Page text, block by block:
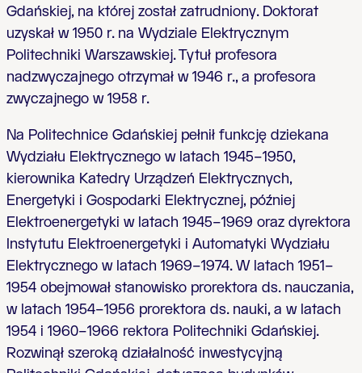
Gdańskiej, na której został zatrudniony. Doktorat
uzyskał w 1950 r. na Wydziale Elektrycznym
Politechniki Warszawskiej. Tytuł profesora
nadzwyczajnego otrzymał w 1946 r., a profesora
zwyczajnego w 1958 r.
Na Politechnice Gdańskiej pełnił funkcję dziekana
Wydziału Elektrycznego w latach 1945–1950,
kierownika Katedry Urządzeń Elektrycznych,
Energetyki i Gospodarki Elektrycznej, później
Elektroenergetyki w latach 1945–1969 oraz dyrektora
Instytutu Elektroenergetyki i Automatyki Wydziału
Elektrycznego w latach 1969–1974. W latach 1951–
1954 obejmował stanowisko prorektora ds. nauczania,
w latach 1954–1956 prorektora ds. nauki, a w latach
1954 i 1960–1966 rektora Politechniki Gdańskiej.
Rozwinął szeroką działalność inwestycyjną